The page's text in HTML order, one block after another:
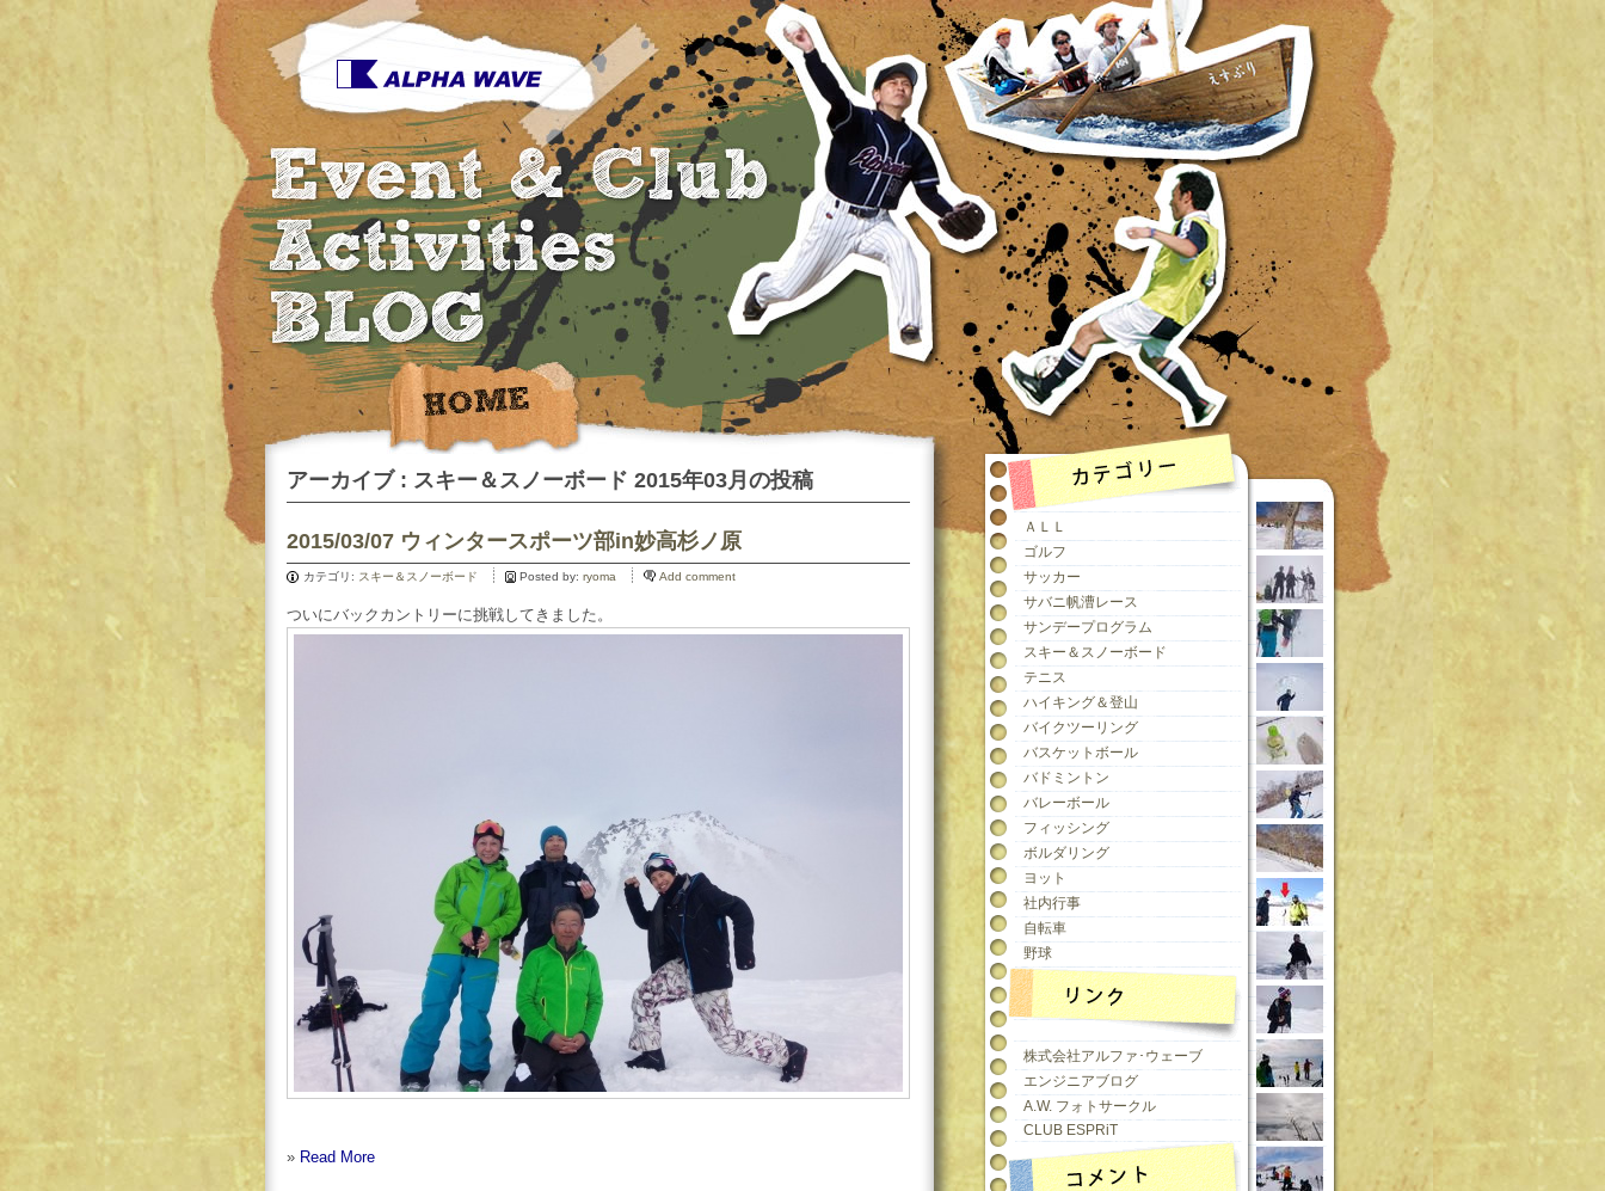
アーカイブ : スキー＆スノーボード 2015年03月の投稿
2015/03/07 ウィンタースポーツ部in妙高杉ノ原
カテゴリ: スキー＆スノーボード Posted by: ryoma Add comment
ついにバックカントリーに挑戦してきました。
» Read More
ＡＬＬ
ゴルフ
サッカー
サバニ帆漕レース
サンデープログラム
スキー＆スノーボード
テニス
ハイキング＆登山
バイクツーリング
バスケットボール
バドミントン
バレーボール
フィッシング
ボルダリング
ヨット
社内行事
自転車
野球
株式会社アルファ･ウェーブ
エンジニアブログ
A.W. フォトサークル
CLUB ESPRiT